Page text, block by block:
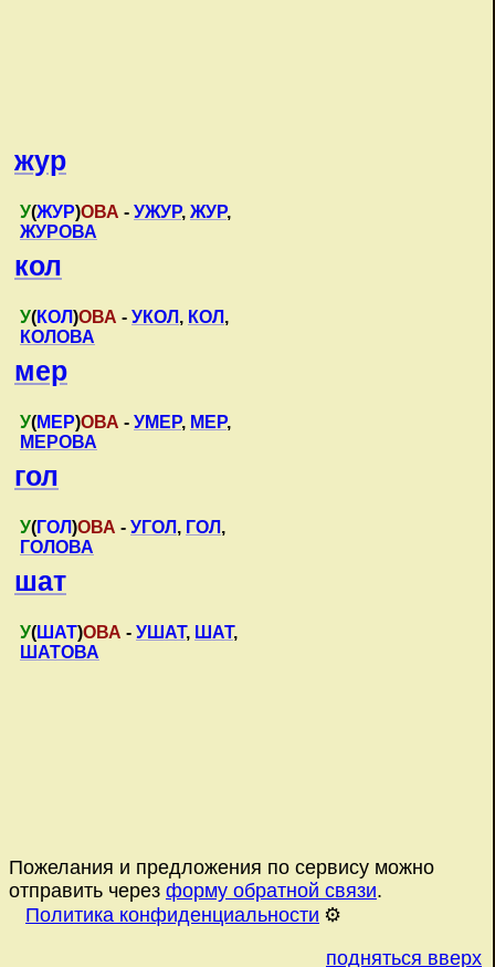
жур
У(ЖУР)ОВА - УЖУР, ЖУР,
ЖУРОВА
кол
У(КОЛ)ОВА - УКОЛ , КОЛ ,
КОЛОВА
мер
У(МЕР)ОВА - УМЕР, МЕР,
МЕРОВА
гол
У(ГОЛ)ОВА - УГОЛ , ГОЛ ,
ГОЛОВА
шат
У(ШАТ)ОВА - УШАТ, ШАТ,
ШАТОВА
Пожелания и предложения по сервису можно
отправить через форму обратной связи.
Политика конфиденциальности ⚙️
подняться вверх